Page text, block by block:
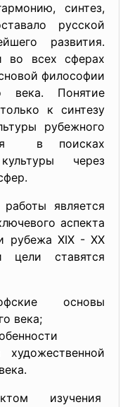
синтез,
русской
развития.
во всех сферах
философии
века. Понятие
к синтезу
рубежного
в поисках
через
является
аспекта
рубежа XIX - XX
ставятся
основы
века;
художественной